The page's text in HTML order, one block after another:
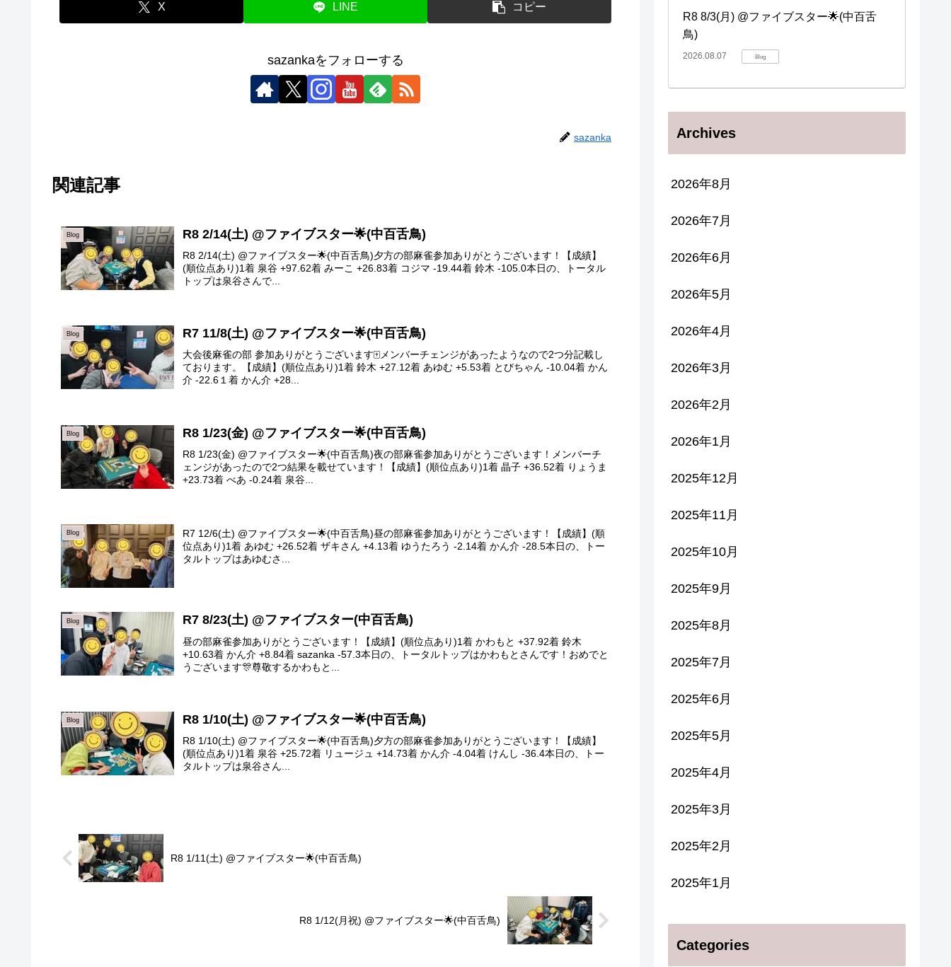
X LINE コピー
sazankaをフォローする
sazanka
関連記事
Blog R8 2/14(土) @ファイブスター🌟(中百舌鳥)
R8 2/14(土) @ファイブスター🌟(中百舌鳥)夕方の部麻雀参加ありがとうございます！【成績】
(順位点あり)1着 泉谷 +97.62着 みーこ +26.83着 コジマ -19.44着 鈴木 -105.0本日の、トータル
トップは泉谷さんで...
Blog R7 11/8(土) @ファイブスター🌟(中百舌鳥)
大会後麻雀の部 参加ありがとうございます🀄️メンバーチェンジがあったようなので2つ分記載し
ております。【成績】(順位点あり)1着 鈴木 +27.12着 あゆむ +5.53着 とびちゃん -10.04着 かん
介 -22.6１着 かん介 +28...
Blog R8 1/23(金) @ファイブスター🌟(中百舌鳥)
R8 1/23(金) @ファイブスター🌟(中百舌鳥)夜の部麻雀参加ありがとうございます！メンバーチ
ェンジがあったので2つ結果を載せています！【成績】(順位点あり)1着 晶子 +36.52着 りょうま
+23.73着 べあ -0.24着 泉谷...
Blog
R7 12/6(土) @ファイブスター🌟(中百舌鳥)昼の部麻雀参加ありがとうございます！【成績】(順
位点あり)1着 あゆむ +26.52着 ザキさん +4.13着 ゆうたろう -2.14着 かん介 -28.5本日の、トー
タルトップはあゆむさ...
Blog R7 8/23(土) @ファイブスター(中百舌鳥)
昼の部麻雀参加ありがとうございます！【成績】(順位点あり)1着 かわもと +37.92着 鈴木
+10.63着 かん介 +8.84着 sazanka -57.3本日の、トータルトップはかわもとさんです！おめでと
うございます🎊尊敬するかわもと...
Blog R8 1/10(土) @ファイブスター🌟(中百舌鳥)
R8 1/10(土) @ファイブスター🌟(中百舌鳥)夕方の部麻雀参加ありがとうございます！【成績】
(順位点あり)1着 泉谷 +25.72着 リュージュ +14.73着 かん介 -4.04着 けんし -36.4本日の、トー
タルトップは泉谷さん...
R8 1/11(土) @ファイブスター🌟(中百舌鳥)
R8 1/12(月祝) @ファイブスター🌟(中百舌鳥)
R8 8/3(月) @ファイブスター🌟(中百舌
鳥)
2026.08.07 Blog
Archives
2026年8月
2026年7月
2026年6月
2026年5月
2026年4月
2026年3月
2026年2月
2026年1月
2025年12月
2025年11月
2025年10月
2025年9月
2025年8月
2025年7月
2025年6月
2025年5月
2025年4月
2025年3月
2025年2月
2025年1月
Categories